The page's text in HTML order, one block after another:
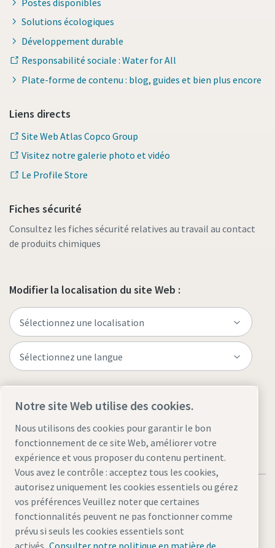
Solutions écologiques
Développement durable
Responsabilité sociale : Water for All
Plate-forme de contenu : blog, guides et bien plus encore
Liens directs
Site Web Atlas Copco Group
Visitez notre galerie photo et vidéo
Le Profile Store
Fiches sécurité
Consultez les fiches sécurité relatives au travail au contact
de produits chimiques
Modifier la localisation du site Web :
Mentions légales et politique de confidentialité
Notre site Web utilise des cookies.
Nous utilisons des cookies pour garantir le bon
fonctionnement de ce site Web, améliorer votre
expérience et vous proposer du contenu pertinent.
Vous avez le contrôle : acceptez tous les cookies,
autorisez uniquement les cookies essentiels ou gérez
vos préférences Veuillez noter que certaines
fonctionnalités peuvent ne pas fonctionner comme
prévu si seuls les cookies essentiels sont